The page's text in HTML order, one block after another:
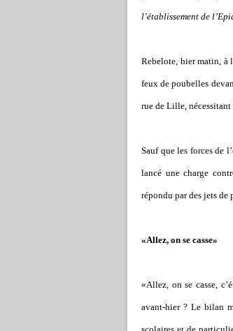
l’établissement de l’
Rebelote, hier matin, à l
feux de poubelles
rue de Lille,
Sauf que les forces de l’
lancé une charge
répondu par des jets
«Allez, on se casse»
«Allez, on se casse, c’
avant-hier ? Le bilan